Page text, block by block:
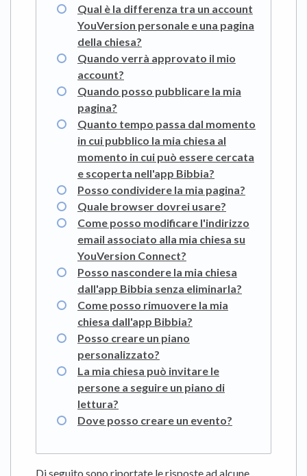
Qual è la differenza tra un account
YouVersion personale e una pagina
della chiesa?
Quando verrà approvato il mio
account?
Quando posso pubblicare la mia
pagina?
Quanto tempo passa dal momento
in cui pubblico la mia chiesa al
momento in cui può essere cercata
e scoperta nell'app Bibbia?
Posso condividere la mia pagina?
Quale browser dovrei usare?
Come posso modificare l'indirizzo
email associato alla mia chiesa su
YouVersion Connect?
Posso nascondere la mia chiesa
dall'app Bibbia senza eliminarla?
Come posso rimuovere la mia
chiesa dall'app Bibbia?
Posso creare un piano
personalizzato?
La mia chiesa può invitare le
persone a seguire un piano di
lettura?
Dove posso creare un evento?
Di seguito sono riportate le risposte ad alcune